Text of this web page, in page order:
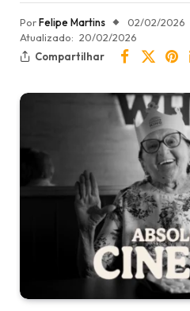
PorFelipe Martins 02/02/2026
Atualizado: 20/02/2026
Compartilhar